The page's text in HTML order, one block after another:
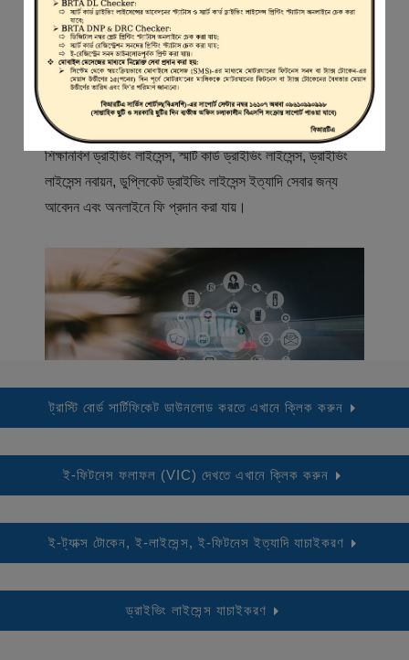
স্বাগতম
বিআরটিএ সার্ভিস পোর্টাল (বিএসপি) বাংলাদেশ রোড ট্রান্সপোর্ট অথরিটি
(বিআরটিএ) এর একটি অনলাইন সেবা প্রদানের মাধ্যম যেখানে ড্রাইভার,
মোটরযান মালিক, মোটরযান বিক্রেতাদের নিবন্ধিত করা হয় এবং
শিক্ষানবিশ ড্রাইভিং লাইসেন্স, স্মার্ট কার্ড ড্রাইভিং লাইসেন্স, ড্রাইভিং
লাইসেন্স নবায়ন, ডুপ্লিকেট ড্রাইভিং লাইসেন্স ইত্যাদি সেবার জন্য
আবেদন এবং অনলাইনে ফি প্রদান করা যায়।
ট্রাস্টি বোর্ড সার্টিফিকেট ডাউনলোড করতে এখানে ক্লিক করুন
ই-ফিটনেস ফলাফল (VIC) দেখতে এখানে ক্লিক করুন
ই-ট্যাক্স টোকেন, ই-লাইসেন্স, ই-ফিটনেস ইত্যাদি যাচাইকরণ
ড্রাইভিং লাইসেন্স যাচাইকরণ